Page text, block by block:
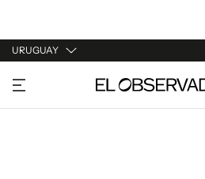
URUGUAY
URUGUAY
ARGENTINA